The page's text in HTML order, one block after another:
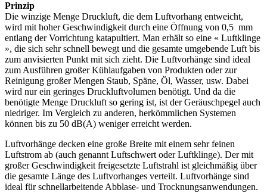
Prinzip
Die winzige Menge Druckluft, die dem Luftvorhang entweicht,
wird mit hoher Geschwindigkeit durch eine Öffnung von 0,5 mm
entlang der Vorrichtung katapultiert. Man erhält so eine « Luftklinge
», die sich sehr schnell bewegt und die gesamte umgebende Luft bis
zum anvisierten Punkt mit sich zieht. Die Luftvorhänge sind ideal
zum Ausführen großer Kühlaufgaben von Produkten oder zur
Reinigung großer Mengen Staub, Späne, Öl, Wasser, usw. Dabei
wird nur ein geringes Druckluftvolumen benötigt. Und da die
benötigte Menge Druckluft so gering ist, ist der Geräuschpegel auch
niedriger. Im Vergleich zu anderen, herkömmlichen Systemen
können bis zu 50 dB(A) weniger erreicht werden.
Luftvorhänge decken eine große Breite mit einem sehr feinen
Luftstrom ab (auch genannt Luftschwert oder Luftklinge). Der mit
großer Geschwindigkeit freigesetzte Luftstrahl ist gleichmäßig über
die gesamte Länge des Luftvorhanges verteilt. Luftvorhänge sind
ideal für schnellarbeitende Abblase- und Trocknungsanwendungen.